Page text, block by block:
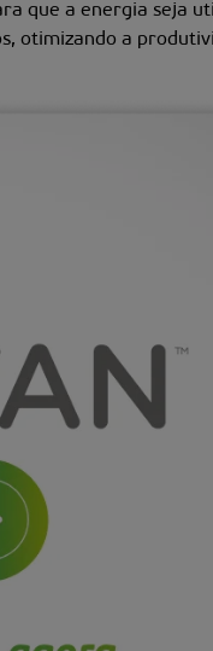
que a energia seja
otimizando a